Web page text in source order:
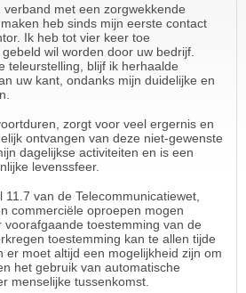
met een zorgwekkende
heb sinds mijn eerste contact
Ik heb tot vier keer toe
wil worden door uw bedrijf.
teleurstelling, blijf ik herhaalde
uw kant, ondanks mijn duidelijke en
zorgt voor veel ergernis en
ontvangen van deze niet-gewenste
dagelijkse activiteiten en is een
levenssfeer.
11.7 van de Telecommunicatiewet,
commerciële oproepen mogen
toestemming van de
toestemming kan te allen tijde
er moet altijd een mogelijkheid zijn om
het gebruik van automatische
menselijke tussenkomst.